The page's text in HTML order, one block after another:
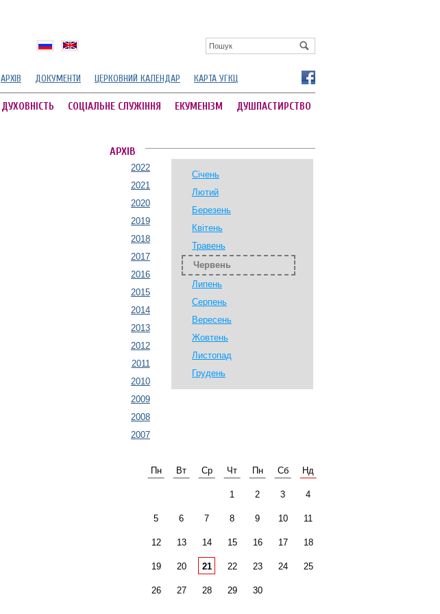
АРХІВ ДОКУМЕНТИ ЦЕРКОВНИЙ КАЛЕНДАР КАРТА УГКЦ
ДУХОВНІСТЬ СОЦІАЛЬНЕ СЛУЖІННЯ ЕКУМЕНІЗМ ДУШПАСТИРСТВО
АРХІВ
2022
2021
2020
2019
2018
2017
2016
2015
2014
2013
2012
2011
2010
2009
2008
2007
Січень
Лютий
Березень
Квітень
Травень
Червень
Липень
Серпень
Вересень
Жовтень
Листопад
Грудень
Пн Вт Ср Чт Пн Сб Нд
1 2 3 4
5 6 7 8 9 10 11
12 13 14 15 16 17 18
19 20 21 22 23 24 25
26 27 28 29 30